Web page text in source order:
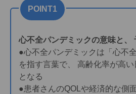
POINT1
心不全パンデミックの意味と、
●心不全パンデミックは「心不
を指す言葉で、 高齢化率が高
となる
●患者さんのQOLや経済的な側